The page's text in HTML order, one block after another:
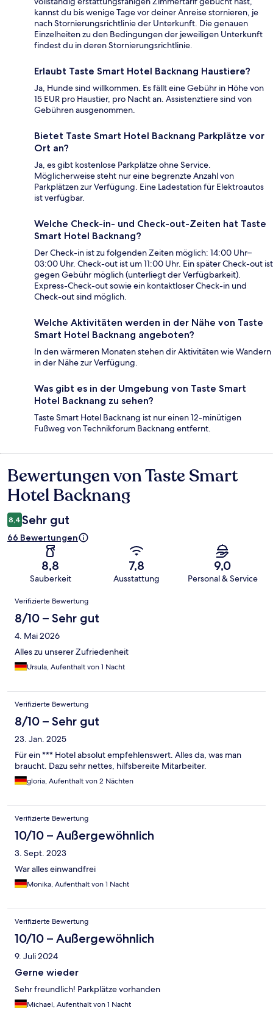
kannst du bis wenige Tage vor deiner Anreise stornieren, je
nach Stornierungsrichtlinie der Unterkunft. Die genauen
Einzelheiten zu den Bedingungen der jeweiligen Unterkunft
findest du in deren Stornierungsrichtlinie.
Erlaubt Taste Smart Hotel Backnang Haustiere?
Ja, Hunde sind willkommen. Es fällt eine Gebühr in Höhe von
15 EUR pro Haustier, pro Nacht an. Assistenztiere sind von
Gebühren ausgenommen.
Bietet Taste Smart Hotel Backnang Parkplätze vor
Ort an?
Ja, es gibt kostenlose Parkplätze ohne Service.
Möglicherweise steht nur eine begrenzte Anzahl von
Parkplätzen zur Verfügung. Eine Ladestation für Elektroautos
ist verfügbar.
Welche Check-in- und Check-out-Zeiten hat Taste
Smart Hotel Backnang?
Der Check-in ist zu folgenden Zeiten möglich: 14:00 Uhr–
03:00 Uhr. Check-out ist um 11:00 Uhr. Ein später Check-out ist
gegen Gebühr möglich (unterliegt der Verfügbarkeit).
Express-Check-out sowie ein kontaktloser Check-in und
Check-out sind möglich.
Welche Aktivitäten werden in der Nähe von Taste
Smart Hotel Backnang angeboten?
In den wärmeren Monaten stehen dir Aktivitäten wie Wandern
in der Nähe zur Verfügung.
Was gibt es in der Umgebung von Taste Smart
Hotel Backnang zu sehen?
Taste Smart Hotel Backnang ist nur einen 12-minütigen
Fußweg von Technikforum Backnang entfernt.
Bewertungen
Bewertungen von Taste Smart
Hotel Backnang
8,4 Sehr gut
66 Bewertungen
8,8
Sauberkeit
7,8
Ausstattung
9,0
Personal & Service
Bewertungen
Verifizierte Bewertung
8/10 – Sehr gut
4. Mai 2026
Alles zu unserer Zufriedenheit
Ursula, Aufenthalt von 1 Nacht
Verifizierte Bewertung
8/10 – Sehr gut
23. Jan. 2025
Für ein *** Hotel absolut empfehlenswert. Alles da, was man
braucht. Dazu sehr nettes, hilfsbereite Mitarbeiter.
gloria, Aufenthalt von 2 Nächten
Verifizierte Bewertung
10/10 – Außergewöhnlich
3. Sept. 2023
War alles einwandfrei
Monika, Aufenthalt von 1 Nacht
Verifizierte Bewertung
10/10 – Außergewöhnlich
9. Juli 2024
Gerne wieder
Sehr freundlich! Parkplätze vorhanden
Michael, Aufenthalt von 1 Nacht